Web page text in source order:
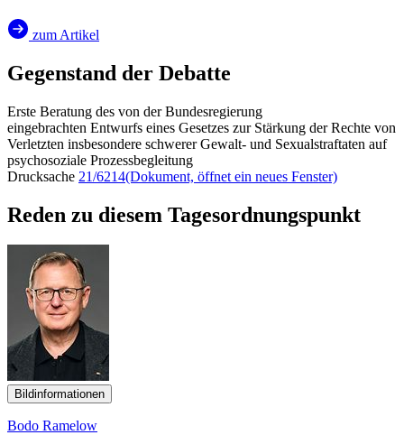
zum Artikel
Gegenstand der Debatte
Erste Beratung des von der Bundesregierung
eingebrachten Entwurfs eines Gesetzes zur Stärkung der Rechte von
Verletzten insbesondere schwerer Gewalt- und Sexualstraftaten auf
psychosoziale Prozessbegleitung
Drucksache 21/6214(Dokument, öffnet ein neues Fenster)
Reden zu diesem Tagesordnungspunkt
Bildinformationen
Bodo Ramelow